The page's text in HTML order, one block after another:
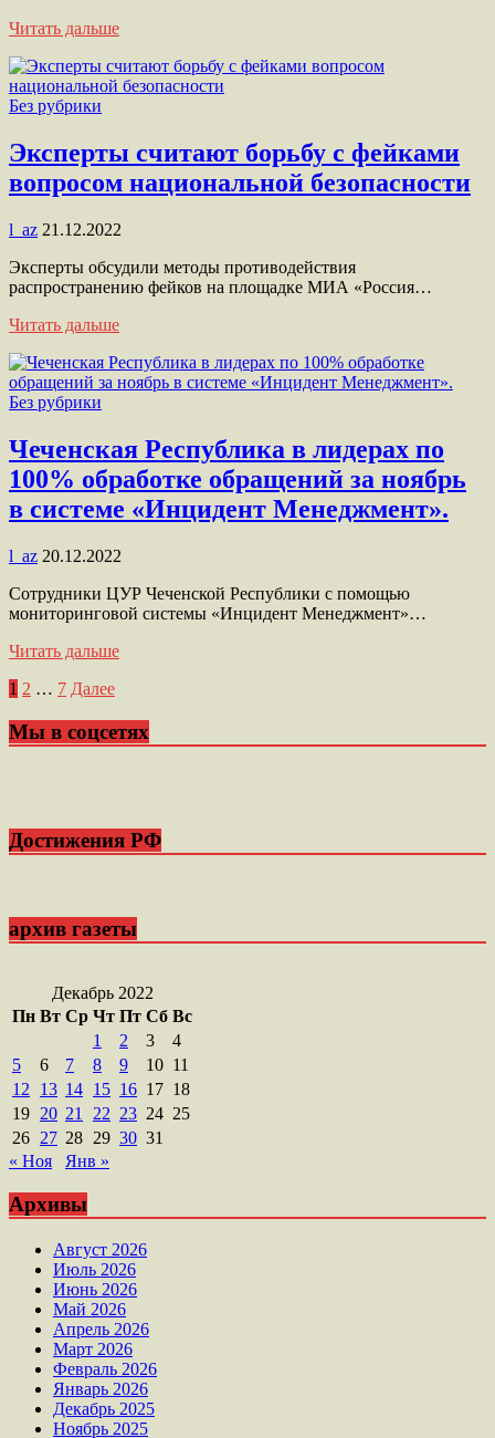
Читать дальше
Без рубрики
Эксперты считают борьбу с фейками
вопросом национальной безопасности
l_az 21.12.2022
Эксперты обсудили методы противодействия
распространению фейков на площадке МИА «Россия…
Читать дальше
Без рубрики
Чеченская Республика в лидерах по
100% обработке обращений за ноябрь
в системе «Инцидент Менеджмент».
l_az 20.12.2022
Сотрудники ЦУР Чеченской Республики с помощью
мониторинговой системы «Инцидент Менеджмент»…
Читать дальше
Пагинация
записей
1 2 … 7 Далее
Мы в соцсетях
Достижения РФ
архив газеты
Декабрь 2022
Пн Вт Ср Чт Пт Сб Вс
1
2 3
4
5
6 7 8 9 10 11
12
13 14 15 16 17 18
19 20 21 22 23 24 25
26 27 28 29 30 31
« Ноя
Янв »
Архивы
Август 2026
Июль 2026
Июнь 2026
Май 2026
Апрель 2026
Март 2026
Февраль 2026
Январь 2026
Декабрь 2025
Ноябрь 2025